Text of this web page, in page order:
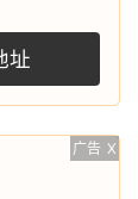
址
广告 X